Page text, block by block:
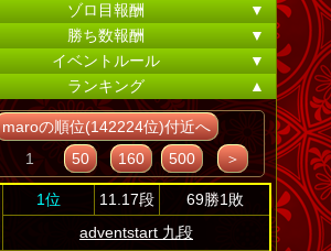
ゾロ目報酬
▼
勝ち数報酬
▼
イベントルール
▼
ランキング
▲
maroの順位(142224位)付近へ
1 50 160 500 ＞
1位 11.17段
69勝1敗
adventstart 九段